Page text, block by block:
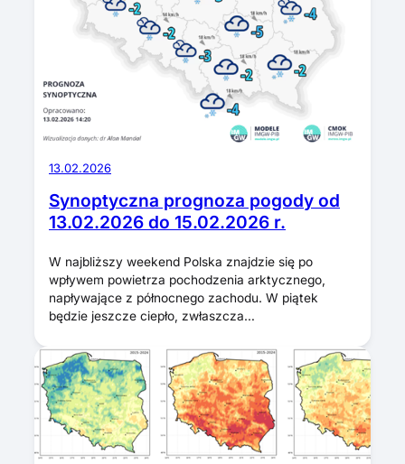
13.02.2026
Synoptyczna prognoza pogody od
13.02.2026 do 15.02.2026 r.
W najbliższy weekend Polska znajdzie się po
wpływem powietrza pochodzenia arktycznego,
napływające z północnego zachodu. W piątek
będzie jeszcze ciepło, zwłaszcza…